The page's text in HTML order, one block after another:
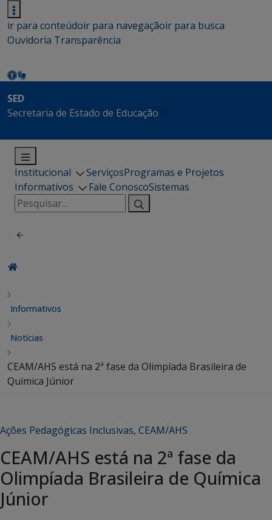
ir para conteúdoir para navegaçãoir para busca
Ouvidoria Transparência
SED
Secretaria de Estado de Educação
Institucional ServiçosProgramas e Projetos
Informativos
Fale ConoscoSistemas
Pesquisar
por:
Informativos
Notícias
CEAM/AHS está na 2ª fase da Olimpíada Brasileira de
Química Júnior
Ações Pedagógicas Inclusivas, CEAM/AHS
CEAM/AHS está na 2ª fase da
Olimpíada Brasileira de Química
Júnior